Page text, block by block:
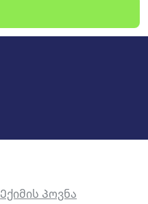
Ექიმის Პოვნა